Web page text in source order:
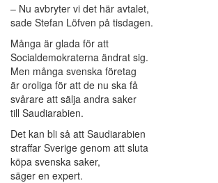
– Nu avbryter vi det här avtalet,
sade Stefan Löfven på tisdagen.
Många är glada för att
Socialdemokraterna ändrat sig.
Men många svenska företag
är oroliga för att de nu ska få
svårare att sälja andra saker
till Saudiarabien.
Det kan bli så att Saudiarabien
straffar Sverige genom att sluta
köpa svenska saker,
säger en expert.